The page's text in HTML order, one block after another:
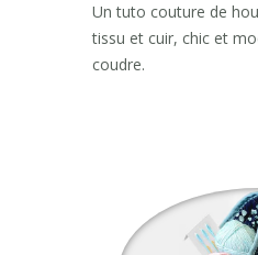
Un tuto couture de
tissu et cuir, chic et
coudre.